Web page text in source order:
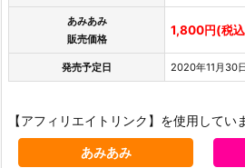
あみあみ
販売価格
1,800円(税
発売予定日 2020年11月30日
【アフィリエイトリンク】を使用してい
あみあみ